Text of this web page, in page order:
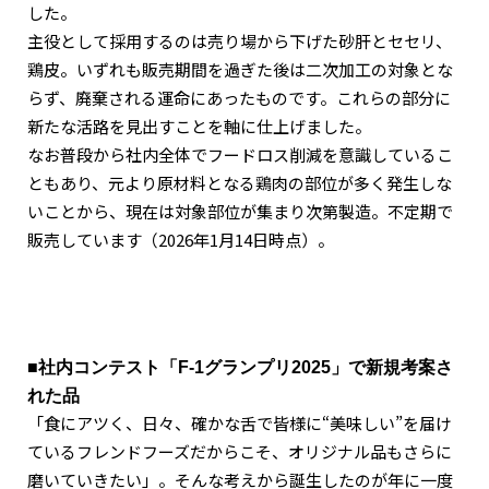
した。
主役として採用するのは売り場から下げた砂肝とセセリ、
鶏皮。いずれも販売期間を過ぎた後は二次加工の対象とな
らず、廃棄される運命にあったものです。これらの部分に
新たな活路を見出すことを軸に仕上げました。
なお普段から社内全体でフードロス削減を意識しているこ
ともあり、元より原材料となる鶏肉の部位が多く発生しな
いことから、現在は対象部位が集まり次第製造。不定期で
販売しています（2026年1月14日時点）。
■社内コンテスト「F-1グランプリ2025」で新規考案さ
れた品
「食にアツく、日々、確かな舌で皆様に“美味しい”を届け
ているフレンドフーズだからこそ、オリジナル品もさらに
磨いていきたい」。そんな考えから誕生したのが年に一度